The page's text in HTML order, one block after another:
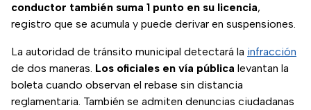
conductor también suma 1 punto en su licencia,
registro que se acumula y puede derivar en suspensiones.
La autoridad de tránsito municipal detectará la infracción
de dos maneras. Los oficiales en vía pública levantan la
boleta cuando observan el rebase sin distancia
reglamentaria. También se admiten denuncias ciudadanas